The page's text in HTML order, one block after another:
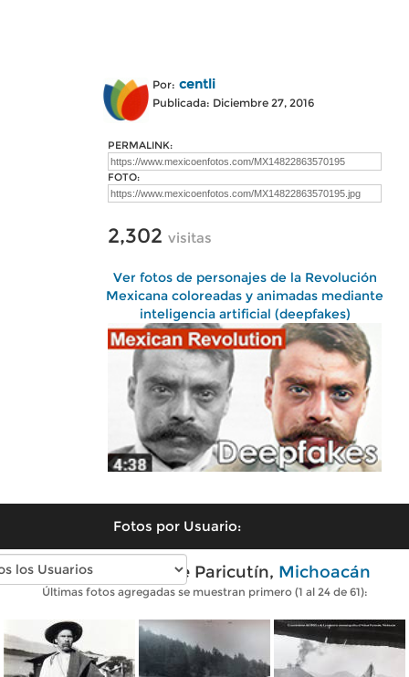
Por: centli
Publicada: Diciembre 27, 2016
PERMALINK:
FOTO:
2,302 visitas
Ver fotos de personajes de la Revolución
Mexicana coloreadas y animadas mediante
inteligencia artificial (deepfakes)
Fotos por Usuario:
Fotos antiguas de Paricutín, Michoacán
Últimas fotos agregadas se muestran primero (1 al 24 de 61):